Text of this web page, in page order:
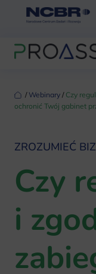
‏‏‎ ‎/‏‏‎ ‎ Webinary ‏‏‎ ‎/‏‏‎ ‎ Czy
ochronić Twój gabinet
ZROZUMIEĆ
Czy
i